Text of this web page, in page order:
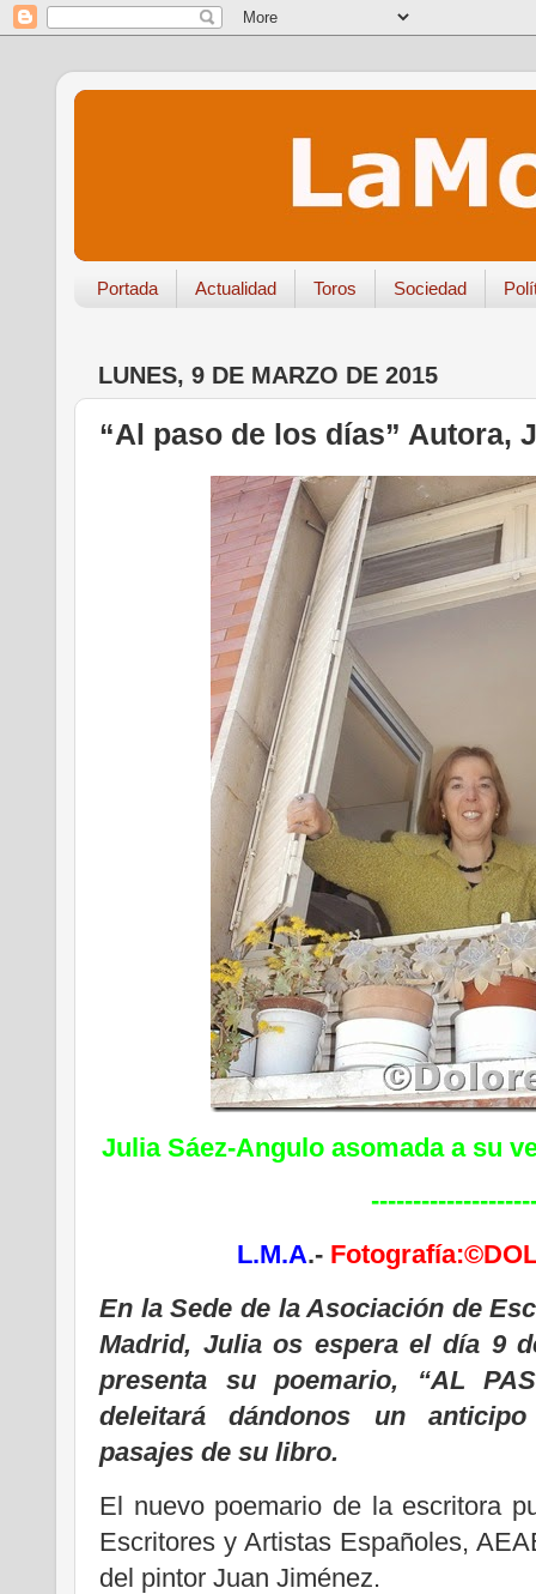
Portada Actualidad Toros Sociedad
LUNES, 9 DE MARZO DE 2015
“Al paso de los días” Autora,
Julia Sáez-Angulo asomada a su
L.M.A.-
En la Sede de la Asociación de
Madrid, Julia os espera el día 9
presenta su poemario, “AL
deleitará dándonos un
pasajes de su libro.
El nuevo poemario de la escritora
Escritores y Artistas Españoles,
del pintor Juan Jiménez.